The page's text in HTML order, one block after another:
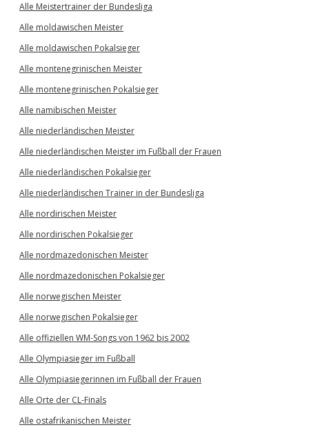
Alle Meistertrainer der Bundesliga
Alle moldawischen Meister
Alle moldawischen Pokalsieger
Alle montenegrinischen Meister
Alle montenegrinischen Pokalsieger
Alle namibischen Meister
Alle niederländischen Meister
Alle niederländischen Meister im Fußball der Frauen
Alle niederländischen Pokalsieger
Alle niederländischen Trainer in der Bundesliga
Alle nordirischen Meister
Alle nordirischen Pokalsieger
Alle nordmazedonischen Meister
Alle nordmazedonischen Pokalsieger
Alle norwegischen Meister
Alle norwegischen Pokalsieger
Alle offiziellen WM-Songs von 1962 bis 2002
Alle Olympiasieger im Fußball
Alle Olympiasiegerinnen im Fußball der Frauen
Alle Orte der CL-Finals
Alle ostafrikanischen Meister